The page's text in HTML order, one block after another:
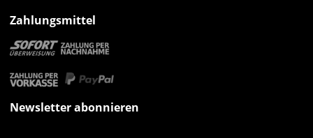
Zahlungsmittel
Newsletter abonnieren